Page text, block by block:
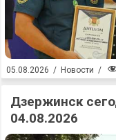
05.08.2026 / Новости /
Дзержинск
04.08.2026